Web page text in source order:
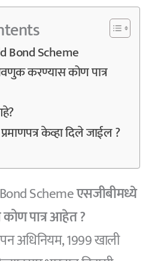
Bond Scheme
करण्यास कोण पात्र
केव्हा दिले जाईल ?
Schemeएसजीबीमध्ये
पात्र आहेत ?
अधिनियम, 1999 खाली